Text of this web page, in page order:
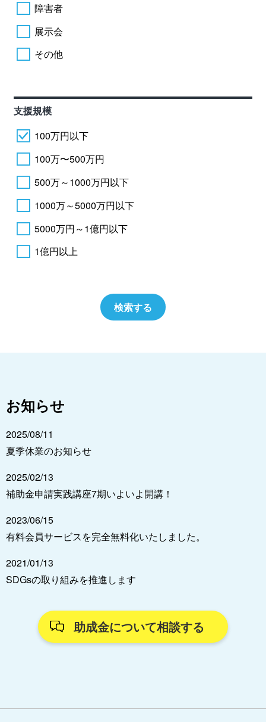
障害者
展示会
その他
支援規模
100万円以下
100万〜500万円
500万～1000万円以下
1000万～5000万円以下
5000万円～1億円以下
1億円以上
お知らせ
2025/08/11
夏季休業のお知らせ
2025/02/13
補助金申請実践講座7期いよいよ開講！
2023/06/15
有料会員サービスを完全無料化いたしました。
2021/01/13
SDGsの取り組みを推進します
助成金について相談する